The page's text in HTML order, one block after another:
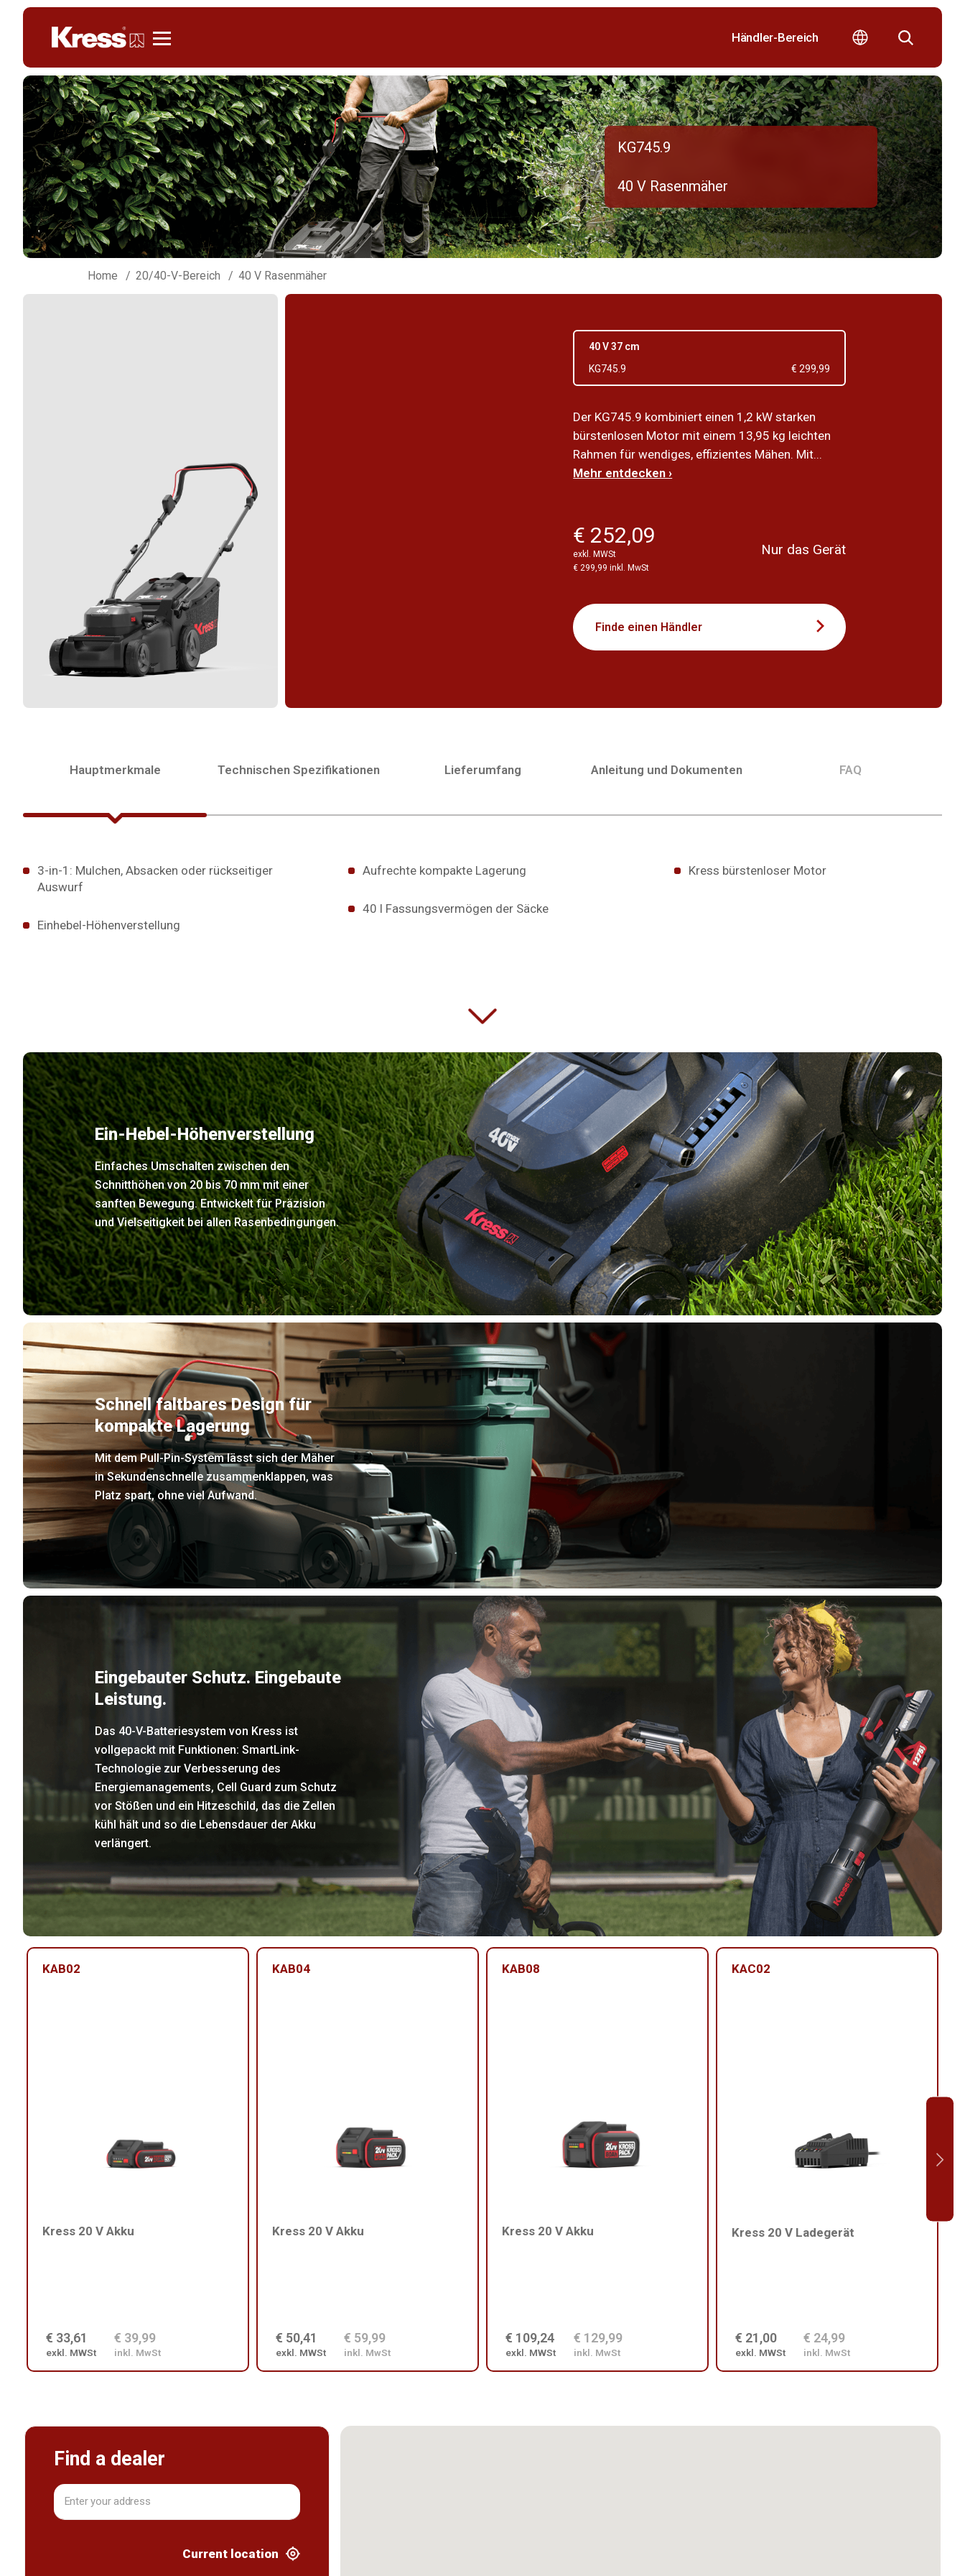
Händler-Bereich
KG745.9
40 V Rasenmäher
Home 20/40-V-Bereich 40 V Rasenmäher
40 V 37 cm
KG745.9
€ 299,99
Der KG745.9 kombiniert einen 1,2 kW starken
bürstenlosen Motor mit einem 13,95 kg leichten
Rahmen für wendiges, effizientes Mähen. Mit...
Mehr entdecken ›
€ 252,09
exkl. MWSt
€ 299,99 inkl. MwSt
Nur das Gerät
Finde einen Händler
Hauptmerkmale Technischen Spezifikationen Lieferumfang Anleitung und Dokumenten FAQ
3-in-1: Mulchen, Absacken oder rückseitiger
Auswurf
Einhebel-Höhenverstellung
Aufrechte kompakte Lagerung
40 l Fassungsvermögen der Säcke
Kress bürstenloser Motor
Ein-Hebel-Höhenverstellung
Einfaches Umschalten zwischen den
Schnitthöhen von 20 bis 70 mm mit einer
sanften Bewegung. Entwickelt für Präzision
und Vielseitigkeit bei allen Rasenbedingungen.
Schnell faltbares Design für
kompakte Lagerung
Mit dem Pull-Pin-System lässt sich der Mäher
in Sekundenschnelle zusammenklappen, was
Platz spart, ohne viel Aufwand.
Eingebauter Schutz. Eingebaute
Leistung.
Das 40-V-Batteriesystem von Kress ist
vollgepackt mit Funktionen: SmartLink-
Technologie zur Verbesserung des
Energiemanagements, Cell Guard zum Schutz
vor Stößen und ein Hitzeschild, das die Zellen
kühl hält und so die Lebensdauer der Akku
verlängert.
KAB02
Kress 20 V Akku
€ 33,61
exkl. MWSt
€ 39,99
inkl. MwSt
KAB04
Kress 20 V Akku
€ 50,41
exkl. MWSt
€ 59,99
inkl. MwSt
KAB08
Kress 20 V Akku
€ 109,24
exkl. MWSt
€ 129,99
inkl. MwSt
KAC02
Kress 20 V Ladegerät
€ 21,00
exkl. MWSt
€ 24,99
inkl. MwSt
Find a dealer
Current location